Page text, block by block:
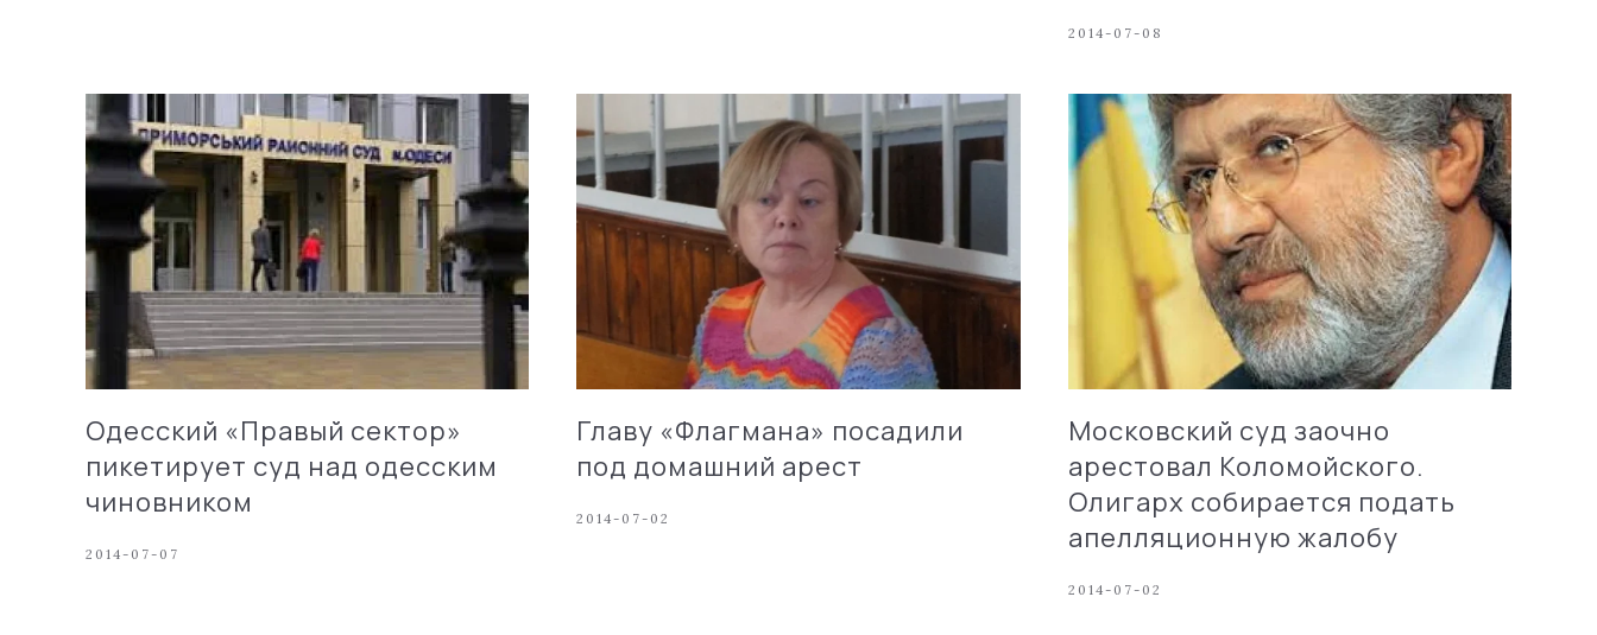
2014-07-08
Одесский «Правый сектор»
пикетирует суд над одесским
чиновником
2014-07-07
Главу «Флагмана» посадили
под домашний арест
2014-07-02
Московский суд заочно
арестовал Коломойского.
Олигарх собирается подать
апелляционную жалобу
2014-07-02